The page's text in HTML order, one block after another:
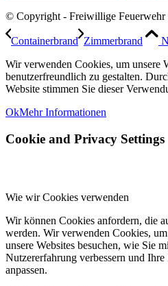
© Copyright - Freiwillige Feuerwehr
Containerbrand Zimmerbrand
Wir verwenden Cookies, um unsere
benutzerfreundlich zu gestalten.
Website stimmen Sie dieser
OkMehr Informationen
Cookie and Privacy Settings
Wie wir Cookies verwenden
Wir können Cookies anfordern, die
werden. Wir verwenden Cookies,
unsere Websites besuchen, wie Sie
Nutzererfahrung verbessern und
anpassen.